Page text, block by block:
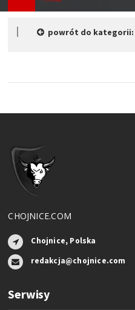
powrót do kategorii:
CHOJNICE.COM
Chojnice, Polska
redakcja@chojnice.com
Serwisy